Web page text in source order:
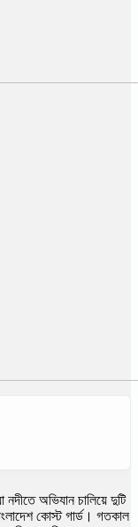
অভিযান চালিয়ে দুটি
কোস্ট গার্ড। গতকাল